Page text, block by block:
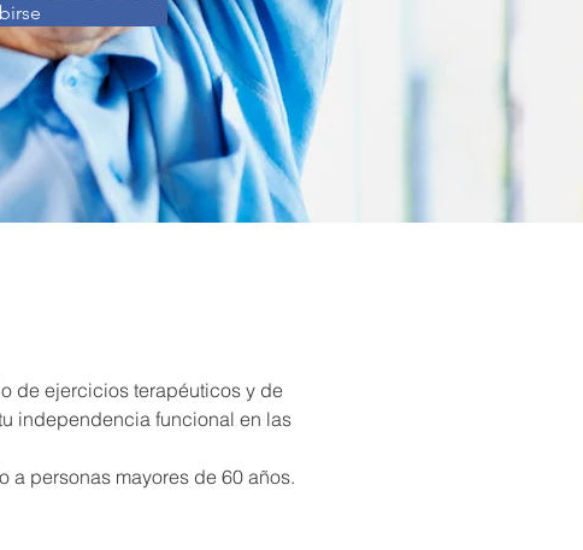
de ejercicios terapéuticos y de
independencia funcional en las
a personas mayores de 60 años.